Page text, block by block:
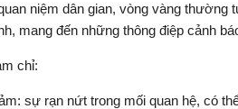
niệm dân gian, vòng vàng
mang đến những thông điệp cảnh
chỉ:
sự rạn nứt trong mối quan hệ, có